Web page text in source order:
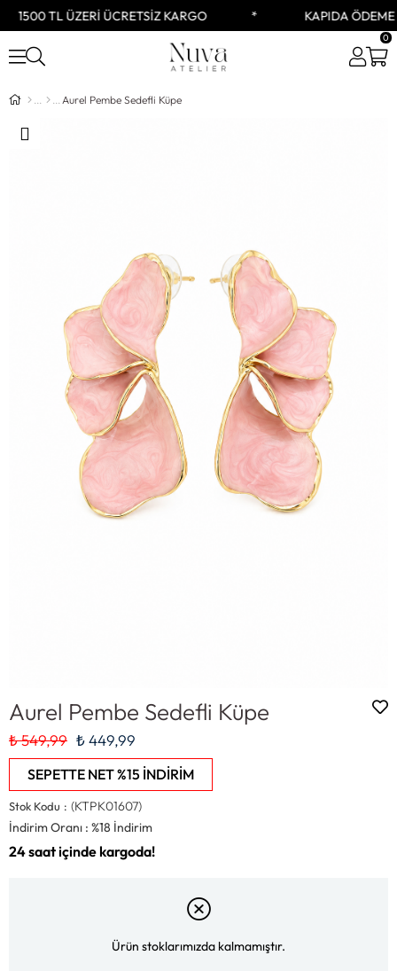
1500 TL ÜZERİ ÜCRETSİZ KARGO KAPIDA ÖDEME
0
Aurel Pembe Sedefli Küpe
Aurel Pembe Sedefli Küpe
₺ 549,99 ₺ 449,99
SEPETTE NET %15 İNDİRİM
Stok Kodu
(KTPK01607)
İndirim Oranı : %18 İndirim
Ürün stoklarımızda kalmamıştır.